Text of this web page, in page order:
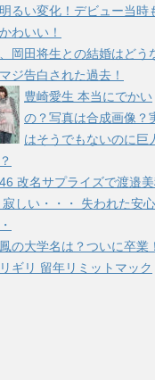
るい変化！デビュー当時
わいい！
岡田将生との結婚はどう
ジ告白された過去！
豊崎愛生 本当にでかい
の？写真は合成画像？
はそうでもないのに巨
改名サプライズで渡邉
寂しい・・・ 失われた安心
の大学名は？ついに卒業！
ギリ 留年リミットマック